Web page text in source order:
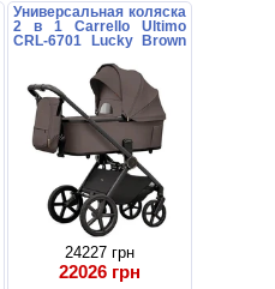
Универсальная коляска
2 в 1 Carrello Ultimo
CRL-6701 Lucky Brown
дождевиком
24227 грн
22026 грн